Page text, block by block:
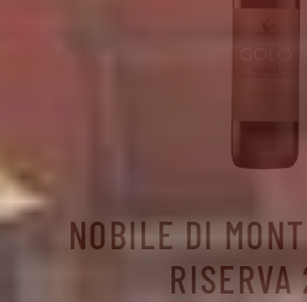
NOBILE DI
RISERVA